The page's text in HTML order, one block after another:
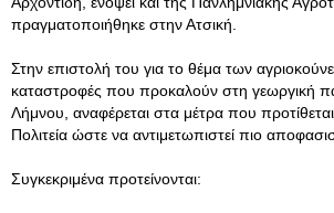
πραγματοποιήθηκε στην Ατσική.
Στην επιστολή του για το θέμα των
καταστροφές που προκαλούν στη γεωργική
Λήμνου, αναφέρεται στα μέτρα που
Πολιτεία ώστε να αντιμετωπιστεί πιο
Συγκεκριμένα προτείνονται: